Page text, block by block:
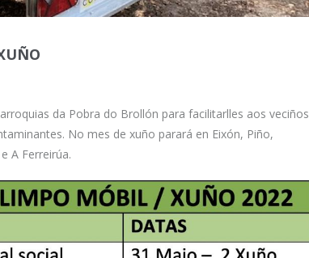
da Pobra do Brollón para facilitarlles aos veciños
No mes de xuño parará en Eixón, Piño,
A Ferreirúa.